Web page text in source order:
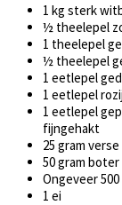
1 kg sterk
½ theelepel
1 theelepel
½ theelepel
1 eetlepel
1 eetlepel
1 eetlepel
fijngehakt
25 gram
50 gram boter
Ongeveer
1 ei